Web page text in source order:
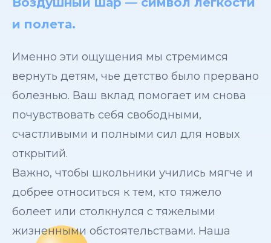
и полета.
Именно эти ощущения мы стремимся
вернуть детям, чье детство было прервано
болезнью. Ваш вклад помогает им снова
почувствовать себя свободными,
счастливыми и полными сил для новых
открытий.
Важно, чтобы школьники учились мягче и
добрее относиться к тем, кто тяжело
болеет или столкнулся с тяжелыми
жизненными обстоятельствами. Наша